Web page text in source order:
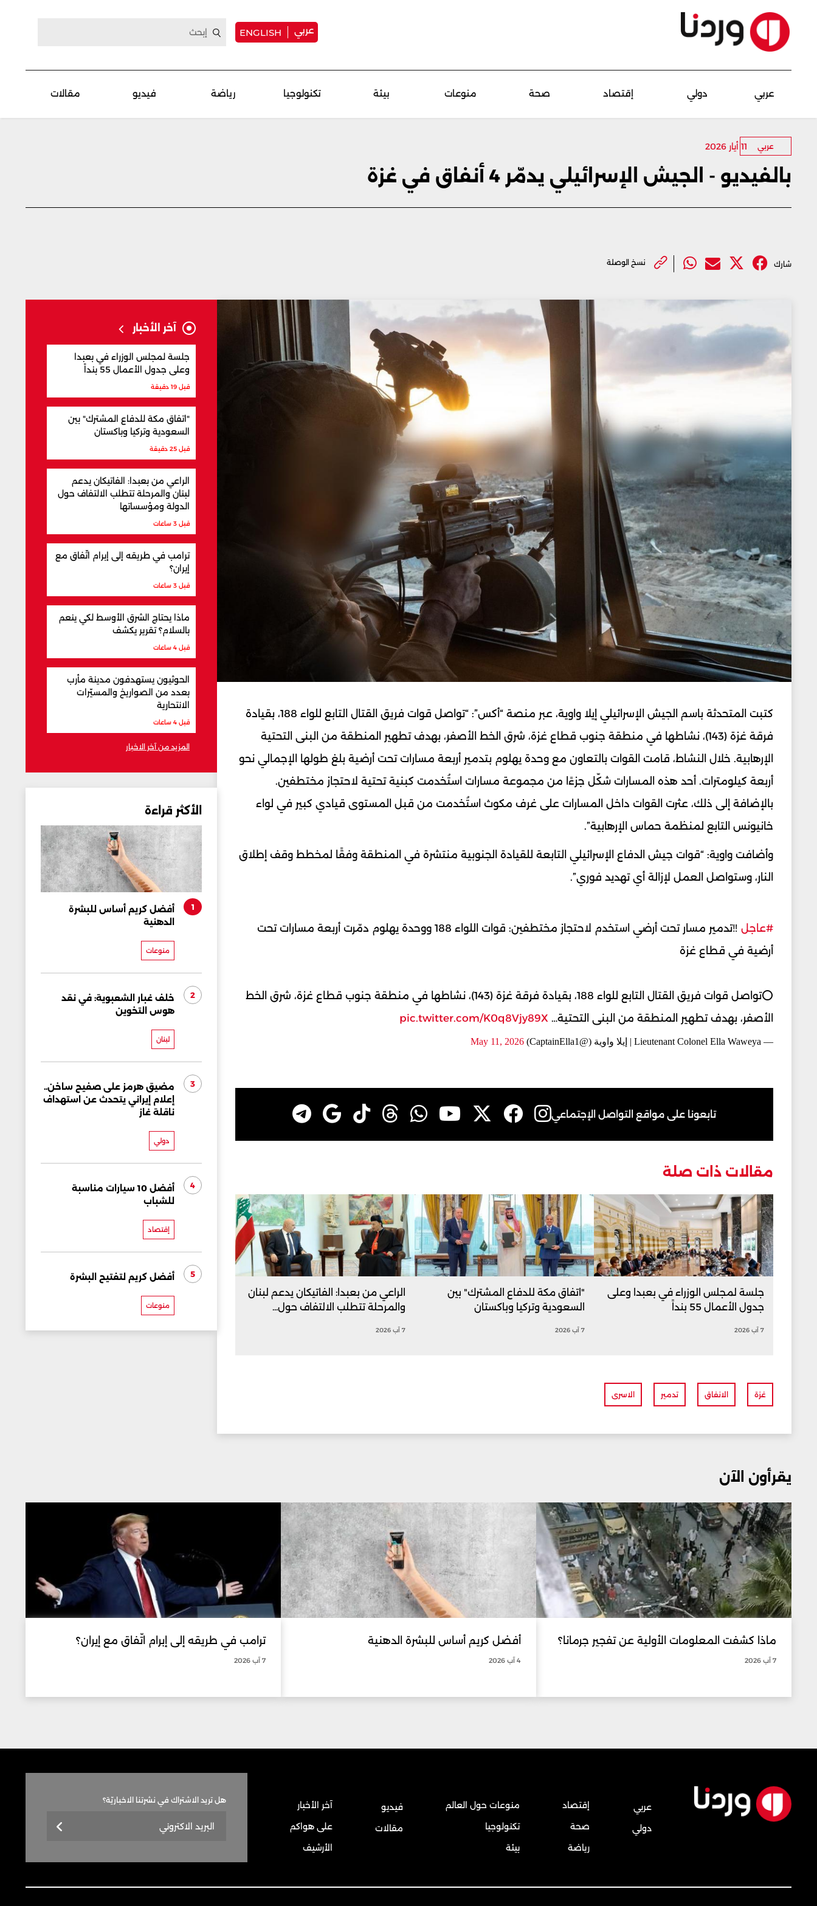
عربي ENGLISH
عربي دولي إقتصاد صحة منوعات بيئة تكنولوجيا رياضة فيديو مقالات
عربي 11 أيار 2026
بالفيديو - الجيش الإسرائيلي يدمّر 4 أنفاق في غزة
شارك نسخ الوصلة
كتبت المتحدثة باسم الجيش الإسرائيلي إيلا واوية، عبر منصة “أكس”: “تواصل قوات فريق القتال التابع للواء 188، بقيادة
فرقة غزة (143)، نشاطها في منطقة جنوب قطاع غزة، شرق الخط الأصفر، بهدف تطهير المنطقة من البنى التحتية
الإرهابية. خلال النشاط، قامت القوات بالتعاون مع وحدة يهلوم بتدمير أربعة مسارات تحت أرضية بلغ طولها الإجمالي نحو
أربعة كيلومترات. أحد هذه المسارات شكّل جزءًا من مجموعة مسارات استُخدمت كبنية تحتية لاحتجاز مختطفين.
بالإضافة إلى ذلك، عثرت القوات داخل المسارات على غرف مكوث استُخدمت من قبل المستوى قيادي كبير في لواء
خانيونس التابع لمنظمة حماس الإرهابية”.
وأضافت واوية: “قوات جيش الدفاع الإسرائيلي التابعة للقيادة الجنوبية منتشرة في المنطقة وفقًا لمخطط وقف إطلاق
النار، وستواصل العمل لإزالة أي تهديد فوري”.
#عاجل
‼️تدمير مسار تحت أرضي استخدم لاحتجاز مختطفين: قوات اللواء 188 ووحدة يهلوم دمّرت أربعة مسارات تحت
أرضية في قطاع غزة
⭕️تواصل قوات فريق القتال التابع للواء 188، بقيادة فرقة غزة (143)، نشاطها في منطقة جنوب قطاع غزة، شرق الخط
الأصفر، بهدف تطهير المنطقة من البنى التحتية… pic.twitter.com/K0q8Vjy89X
— Lieutenant Colonel Ella Waweya | إيلا واوية (@CaptainElla1) May 11, 2026
تابعونا على مواقع التواصل الإجتماعي
مقالات ذات صلة
جلسة لمجلس الوزراء في بعبدا وعلى
جدول الأعمال 55 بنداً
7 آب 2026
"اتفاق مكة للدفاع المشترك" بين
السعودية وتركيا وباكستان
7 آب 2026
الراعي من بعبدا: الفاتيكان يدعم لبنان
والمرحلة تتطلب الالتفاف حول...
7 آب 2026
غزة الانفاق تدمير الاسرى
آخر الأخبار
جلسة لمجلس الوزراء في بعبدا
وعلى جدول الأعمال 55 بنداً
قبل 19 دقيقة
"اتفاق مكة للدفاع المشترك" بين
السعودية وتركيا وباكستان
قبل 25 دقيقة
الراعي من بعبدا: الفاتيكان يدعم
لبنان والمرحلة تتطلب الالتفاف حول
الدولة ومؤسساتها
قبل 3 ساعات
ترامب في طريقه إلى إبرام اتّفاق مع
إيران؟
قبل 3 ساعات
ماذا يحتاج الشرق الأوسط لكي ينعم
بالسلام؟ تقرير يكشف
قبل 4 ساعات
الحوثيون يستهدفون مدينة مأرب
بعدد من الصواريخ والمسيّرات
الانتحارية
قبل 4 ساعات
المزيد من آخر الاخبار
الأكثر قراءة
1
أفضل كريم أساس للبشرة
الدهنية
منوعات
2
خلف غبار الشعبوية: في نقد
هوس التخوين
لبنان
3
مضيق هرمز على صفيح ساخن..
إعلام إيراني يتحدث عن استهداف
ناقلة غاز
دولي
4
أفضل 10 سيارات مناسبة
للشباب
إقتصاد
5 أفضل كريم لتفتيح البشرة
منوعات
يقرأون الآن
ماذا كشفت المعلومات الأولية عن تفجير جرمانا؟
7 آب 2026
أفضل كريم أساس للبشرة الدهنية
4 آب 2026
ترامب في طريقه إلى إبرام اتّفاق مع إيران؟
7 آب 2026
عربي
دولي
إقتصاد
صحة
رياضة
منوعات حول العالم
تكنولوجيا
بيئة
فيديو
مقالات
آخر الأخبار
على هواكم
الأرشيف
هل تريد الاشتراك في نشرتنا الاخباريّة؟